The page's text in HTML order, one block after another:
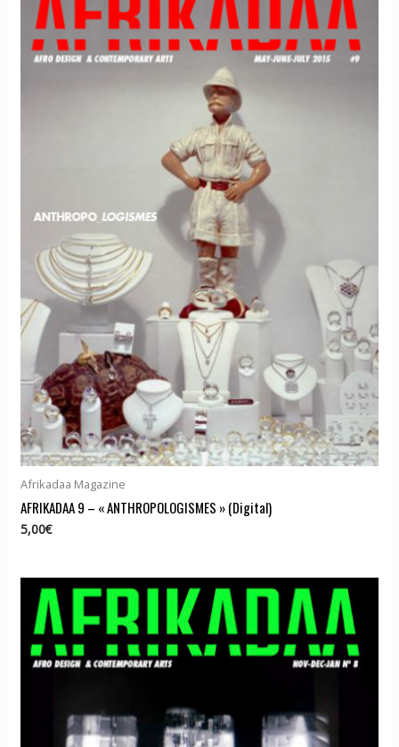
Afrikadaa Magazine
AFRIKADAA 9 – « ANTHROPOLOGISMES » (Digital)
5,00€